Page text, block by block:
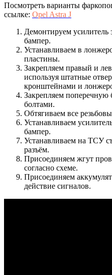
Посмотреть варианты
ссылке: Opel Astra J
Демонтируем усилитель
бампер.
Устанавливаем в
пластины.
Закрепляем правый и
используя штатные
кронштейнами и
Закрепляем
болтами.
Обтягиваем все
Устанавливаем
бампер.
Устанавливаем на ТСУ
разъём.
Присоединяем жгут
согласно схеме.
Присоединяем
действие сигналов.